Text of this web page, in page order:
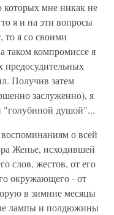
которых мне никак не
я и на эти вопросы
то я со своими
таком компромиссе я
предосудительных
Получив затем
заслуженно), я
"голубиной душой"...
о всей
Женье, исходившей
слов, жестов, от его
окружающего - от
в зимние месяцы
лампы и полдюжины